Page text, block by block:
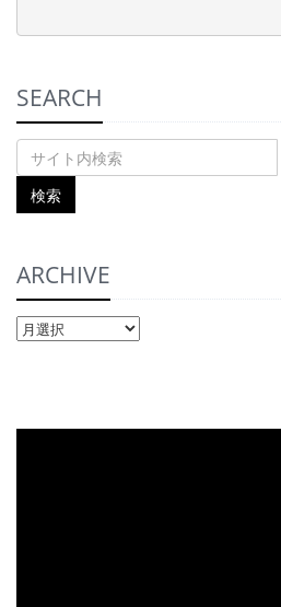
SEARCH
ARCHIVE
ARCHIVE